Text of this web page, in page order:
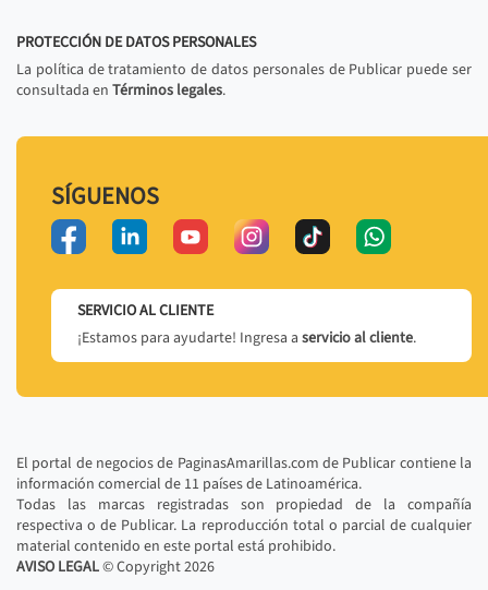
PROTECCIÓN DE DATOS PERSONALES
La política de tratamiento de datos personales de Publicar puede ser
consultada en Términos legales.
SÍGUENOS
SERVICIO AL CLIENTE
¡Estamos para ayudarte! Ingresa a servicio al cliente.
El portal de negocios de PaginasAmarillas.com de Publicar contiene la
información comercial de 11 países de Latinoamérica.
Todas las marcas registradas son propiedad de la compañía
respectiva o de Publicar. La reproducción total o parcial de cualquier
material contenido en este portal está prohibido.
AVISO LEGAL© Copyright2026